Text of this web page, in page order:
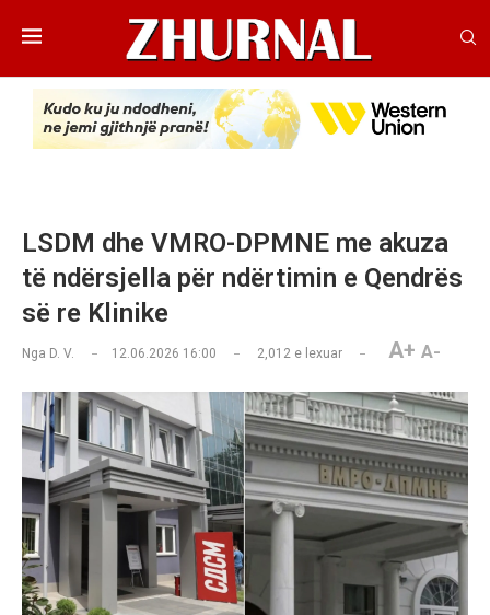
LSDM dhe VMRO-DPMNE me akuza
të ndërsjella për ndërtimin e Qendrës
së re Klinike
Nga D. V. 12.06.2026 16:00 2,012 e lexuar A+ A-